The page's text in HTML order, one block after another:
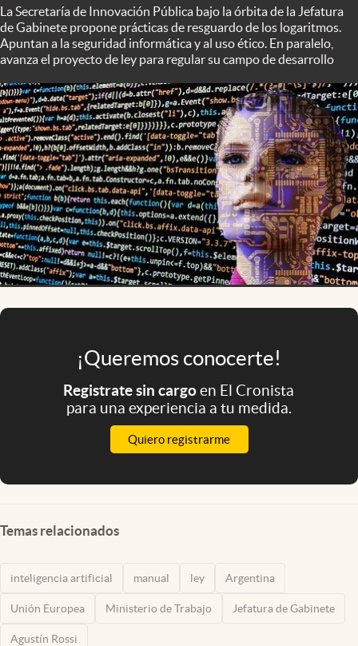
Infotechnology
Clase
Clima
Mundial 2026
Eventos Corporativos
El Cronista Studio
Mediakit
abre en nueva pestaña
Argentina
La Secretaría de Innovación Pública bajo la órbita de la Jefatura
de Gabinete propone prácticas de resguardo de los logaritmos.
Apuntan a la seguridad informática y al uso ético. En paralelo,
avanza el proyecto de ley para regular su campo de desarrollo
¡Queremos conocerte!
Registrate sin cargoen El Cronista
para una experiencia a tu medida.
Quiero registrarme
Temas relacionados
inteligencia artificial manual ley Argentina
Unión Europea Ministerio de Trabajo Jefatura de Gabinete
Agustín Rossi